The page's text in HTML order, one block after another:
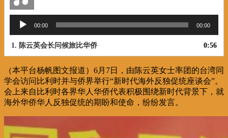
00:00 00:00
1. 陈云英会长问候旅比华侨 0:56
（本平台杨帆图文报道）6月7日，由陈云英女士率团的台湾同
学会访问比利时并与侨界举行“新时代海外反独促统座谈会”。
会上来自比利时各界华人华侨代表积极围绕新时代背景下，就
海外华侨华人反独促统的期盼和使命，纷纷发言。